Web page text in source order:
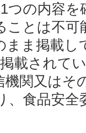
つの内容
ことは不
まま掲載し
載されて
機関又はそ
、食品安